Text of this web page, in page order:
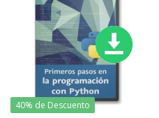
40% de Descuento